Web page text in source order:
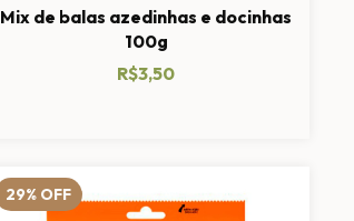
Mix de balas azedinhas e docinhas
100g
R$3,50
29% OFF